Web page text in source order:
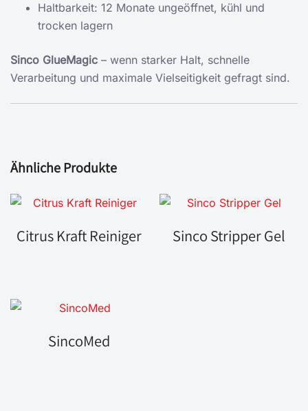
Haltbarkeit: 12 Monate ungeöffnet, kühl und
trocken lagern
Sinco GlueMagic – wenn starker Halt, schnelle
Verarbeitung und maximale Vielseitigkeit gefragt sind.
Ähnliche Produkte
Citrus Kraft Reiniger Sinco Stripper Gel
SincoMed